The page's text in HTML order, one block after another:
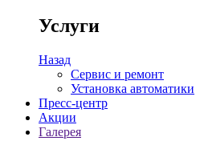
Услуги
Назад
Сервис и ремонт
Установка автоматики
Пресс-центр
Акции
Галерея